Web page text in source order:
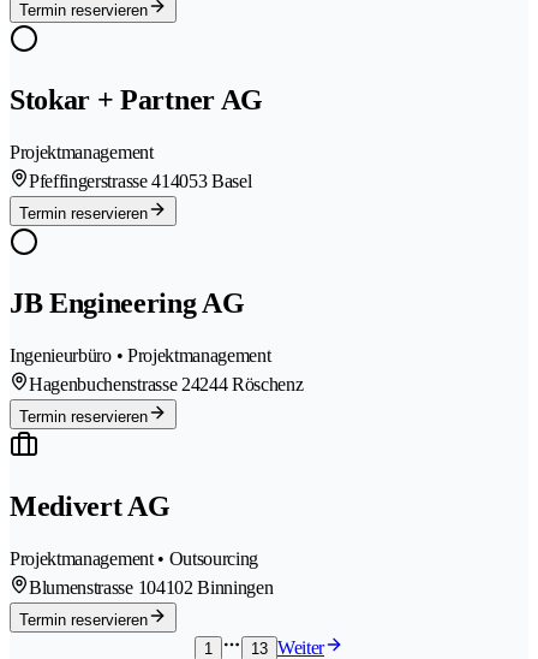
Termin reservieren
Stokar + Partner AG
Projektmanagement
Pfeffingerstrasse 414053 Basel
Termin reservieren
JB Engineering AG
Ingenieurbüro • Projektmanagement
Hagenbuchenstrasse 24244 Röschenz
Termin reservieren
Medivert AG
Projektmanagement • Outsourcing
Blumenstrasse 104102 Binningen
Termin reservieren
1
13 Weiter